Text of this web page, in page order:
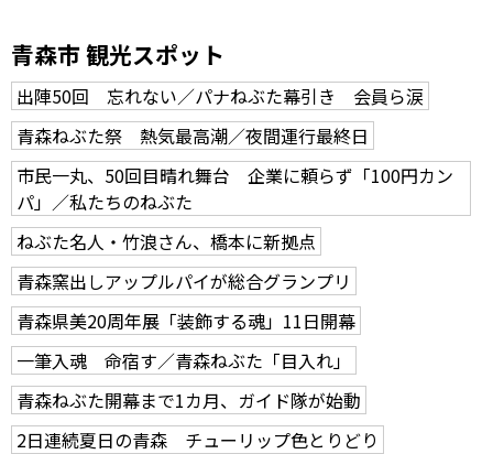
青森市 観光スポット
出陣50回 忘れない／パナねぶた幕引き 会員ら涙
青森ねぶた祭 熱気最高潮／夜間運行最終日
市民一丸、50回目晴れ舞台 企業に頼らず「100円カン
パ」／私たちのねぶた
ねぶた名人・竹浪さん、橋本に新拠点
青森窯出しアップルパイが総合グランプリ
青森県美20周年展「装飾する魂」11日開幕
一筆入魂 命宿す／青森ねぶた「目入れ」
青森ねぶた開幕まで1カ月、ガイド隊が始動
2日連続夏日の青森 チューリップ色とりどり